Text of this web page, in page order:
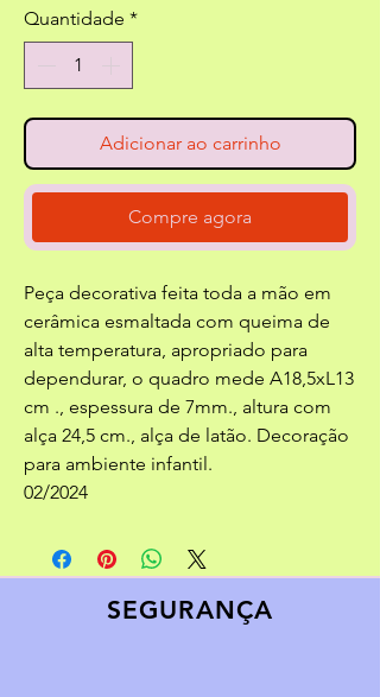
Quantidade *
Adicionar ao carrinho
Compre agora
Peça decorativa feita toda a mão em
cerâmica esmaltada com queima de
alta temperatura, apropriado para
dependurar, o quadro mede A18,5xL13
cm ., espessura de 7mm., altura com
alça 24,5 cm., alça de latão. Decoração
para ambiente infantil.
02/2024
SEGURANÇA